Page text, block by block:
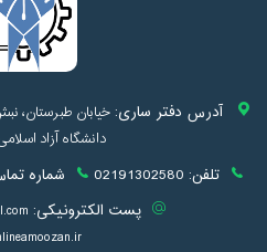
آدرس دفتر ساری:خیابان طبرستان،
دانشگاه آزاد
تلفن: 02191302580 شماره
پست الکترونیکی: